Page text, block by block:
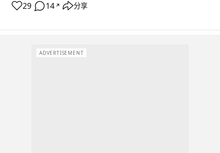
29 14 ↗ 分享
ADVERTISEMENT